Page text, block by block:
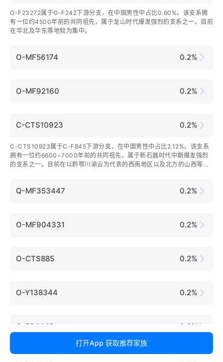
O-F23272属于O-F242下游分支，在中国男性中占比0.60%。该支系拥
有一位约4500年前的共同祖先，属于龙山时代爆发强烈的支系之一。目前
在华北及华东等地较为集中。
O-MF56174 0.2%
O-MF92160 0.2%
C-CTS10923 0.2%
C-CTS10923属于C-F845下游分支，在中国男性中占比2.12%。该支系
拥有一位约6600~7000年前的共同祖先，属于新石器时代中期爆发强烈
的支系之一。目前在以黔鄂川渝云为代表的西南地区以及北方的山西等地
Q-MF353447 0.2%
O-MF904331 0.2%
O-CTS885 0.2%
O-Y138344 0.2%
Q-F24442 0.2%
打开App 获取推荐家族